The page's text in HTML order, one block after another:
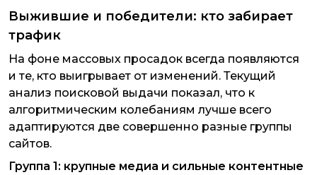
Выжившие и победители: кто забирает
трафик
На фоне массовых просадок всегда появляются
и те, кто выигрывает от изменений. Текущий
анализ поисковой выдачи показал, что к
алгоритмическим колебаниям лучше всего
адаптируются две совершенно разные группы
сайтов.
Группа 1: крупные медиа и сильные контентные